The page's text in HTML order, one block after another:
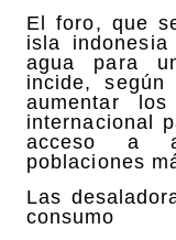
El foro, que
isla
agua para
incide,
aumentar
internacional
acceso a
poblaciones
Las
consumo